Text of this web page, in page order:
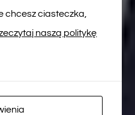
chcesz ciasteczka,
naszą politykę